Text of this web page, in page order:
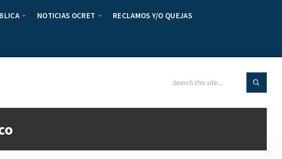
NOTICIAS OCRET RECLAMOS Y/O QUEJAS